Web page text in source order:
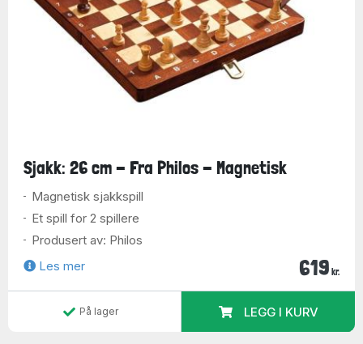
Sjakk: 26 cm - Fra Philos - Magnetisk
Magnetisk sjakkspill
Et spill for 2 spillere
Produsert av: Philos
Les mer
619 kr.
På lager LEGG I KURV